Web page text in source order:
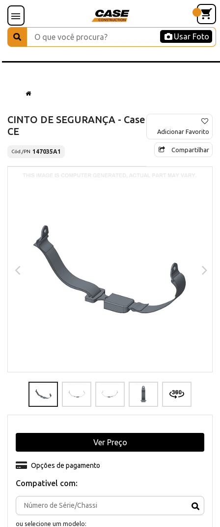
Usar Foto
CINTO DE SEGURANÇA - Case
CE
Cód./PN 147035A1
Adicionar Favorito
Compartilhar
Compativel com:
ou selecione um modelo:
Opções de pagamento
Ver Preço